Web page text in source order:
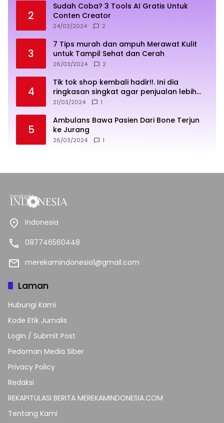
2
Sudah Coba? 3 Tools AI Gratis Untuk
Conten Creator
24/03/2024 2
3
7 Tips murah dan ampuh Merawat Kulit
untuk Tampil Sehat dan Cerah
26/03/2024 2
4
Tik tok shop kembali hadir!!. Ini dia
ringkasan singkat agar penjualan lebih
sukses
21/03/2024 1
5
Ambulans Bawa Pasien Dari Bone Terjun
ke Jurang
26/03/2024 1
Indonesia
087746560448
merekamindonesia1@gmail.com
Laman
Hubungi Kami
Kode Etik Jurnalis
Login / Submit Post
Pedoman Media Siber
Privacy Policy
Redaksi
REKAPITULASI BERITA MEREKAMINDONESIA.COM
Tentang Kami